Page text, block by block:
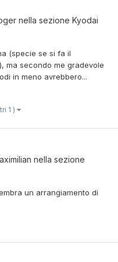
nella sezione Kyodai
(specie se si fa il
ma secondo me gradevole
in meno avrebbero...
1 )
nella sezione
un arrangiamento di